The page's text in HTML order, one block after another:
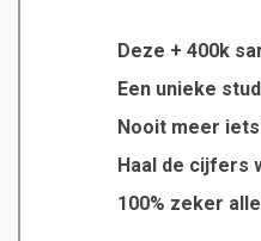
Deze + 400k
Een unieke
Nooit meer
Haal de cijfers
100% zeker